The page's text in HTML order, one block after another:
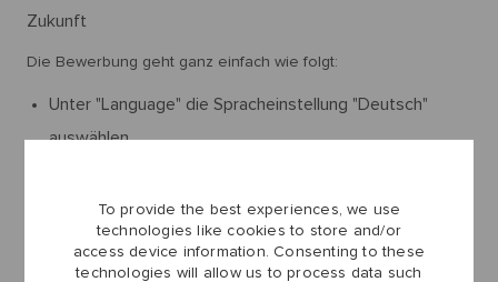
To provide the best experiences, we use
technologies like cookies to store and/or
access device information. Consenting to these
technologies will allow us to process data such
Zukunft
Die Bewerbung geht ganz einfach wie folgt:
Unter "Language" die Spracheinstellung "Deutsch"
auswählen.
drücken
Auf "Erstellen Sie ein Konto“ klicken und sich mit den
persönlichen Daten für ein Benutzerkonto registrieren.